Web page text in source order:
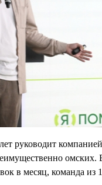
руководит
омских.
в месяц, команда из